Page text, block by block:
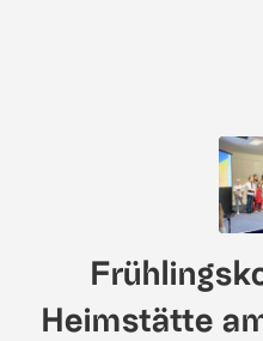
Heimstätte